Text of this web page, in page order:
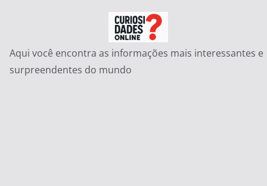
conteúdo
Aqui você encontra as informações mais interessantes e
surpreendentes do mundo